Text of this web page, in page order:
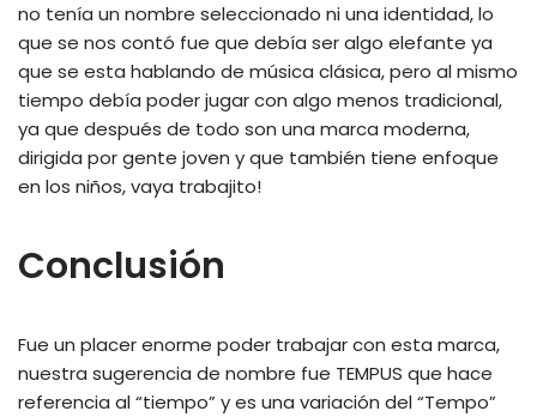
no tenía un nombre seleccionado ni una identidad, lo
que se nos contó fue que debía ser algo elefante ya
que se esta hablando de música clásica, pero al mismo
tiempo debía poder jugar con algo menos tradicional,
ya que después de todo son una marca moderna,
dirigida por gente joven y que también tiene enfoque
en los niños, vaya trabajito!
Conclusión
Fue un placer enorme poder trabajar con esta marca,
nuestra sugerencia de nombre fue TEMPUS que hace
referencia al “tiempo” y es una variación del “Tempo”